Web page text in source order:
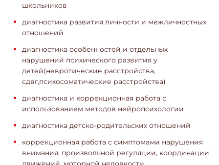
школьников
диагностика развития личности и межличностных
отношений
диагностика особенностей и отдельных
нарушений психического развития у
детей(невротические расстройства,
сдвг,психосоматические расстройства)
диагностика и коррекционная работа с
использованием методов нейропсихологии
диагностика детско-родительских отношений
коррекционная работа с симптомами нарушения
внимания, произвольной регуляции, координации